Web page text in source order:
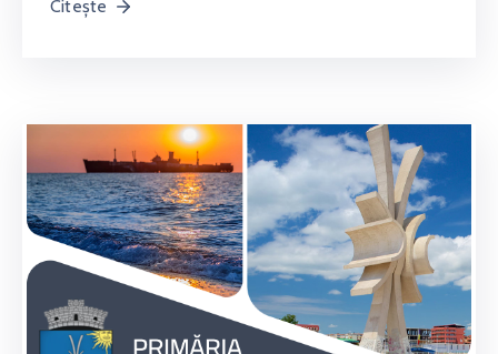
Citește